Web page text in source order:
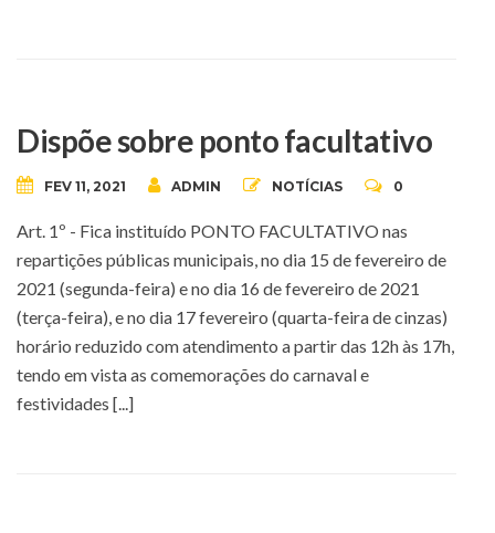
Dispõe sobre ponto facultativo
FEV 11, 2021 ADMIN NOTÍCIAS 0
Art. 1º - Fica instituído PONTO FACULTATIVO nas
repartições públicas municipais, no dia 15 de fevereiro de
2021 (segunda-feira) e no dia 16 de fevereiro de 2021
(terça-feira), e no dia 17 fevereiro (quarta-feira de cinzas)
horário reduzido com atendimento a partir das 12h às 17h,
tendo em vista as comemorações do carnaval e
festividades [...]